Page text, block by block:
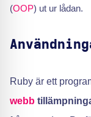
(OOP) ut ur lådan.
Ruby är ett
webb